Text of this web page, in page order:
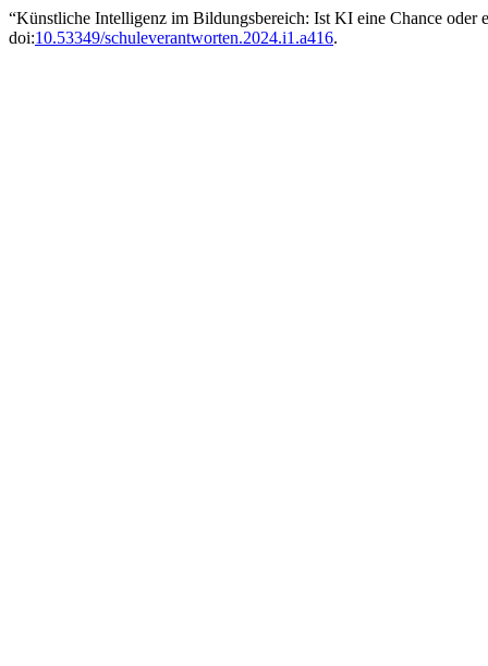
“Künstliche Intelligenz im Bildungsbereich: Ist KI eine Chance oder
doi:10.53349/schuleverantworten.2024.i1.a416.